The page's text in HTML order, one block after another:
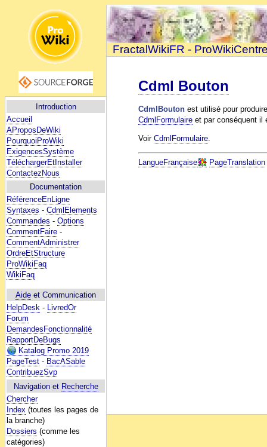
Introduction
Accueil
AProposDeWiki
PourquoiProWiki
ExigencesSystème
TéléchargerEtInstaller
ContactezNous
Documentation
RéférenceEnLigne
Syntaxes - CdmlElements
Commandes - Options
CommentFaire -
CommentAdministrer
OrdreEtStructure
ProWikiFaq
WikiFaq
Aide et Communication
HelpDesk - LivredOr
Forum
DemandesFonctionnalité
RapportDeBugs
Katalog Promo 2019
PageTest - BacASable
ContribuezSvp
Navigation et Recherche
Chercher
Index (toutes les pages de
la branche)
Dossiers (comme les
catégories)
FractalWikiFR -
Cdml Bouton
CdmlBouton est utilisé pour
CdmlFormulaire et par conséquent il
VoirCdmlFormulaire.
LangueFrançaise PageTranslation